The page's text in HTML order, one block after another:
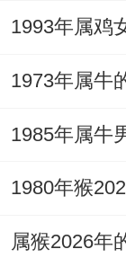
太岁之年感
前，务必看
贵手链，能
引正缘，避
属猴2026年